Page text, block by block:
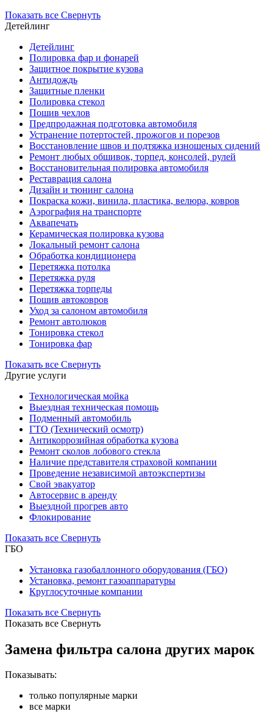
Показать все Свернуть
Детейлинг
Детейлинг
Полировка фар и фонарей
Защитное покрытие кузова
Антидождь
Защитные пленки
Полировка стекол
Пошив чехлов
Предпродажная подготовка автомобиля
Устранение потертостей, прожогов и порезов
Восстановление швов и подтяжка изношеных сидений
Ремонт любых обшивок, торпед, консолей, рулей
Восстановительная полировка автомобиля
Реставрация салона
Дизайн и тюнинг салона
Покраска кожи, винила, пластика, велюра, ковров
Аэрография на транспорте
Аквапечать
Керамическая полировка кузова
Локальный ремонт салона
Обработка кондиционера
Перетяжка потолка
Перетяжка руля
Перетяжка торпеды
Пошив автоковров
Уход за салоном автомобиля
Ремонт автолюков
Тонировка стекол
Тонировка фар
Показать все Свернуть
Другие услуги
Технологическая мойка
Выездная техническая помощь
Подменный автомобиль
ГТО (Технический осмотр)
Антикоррозийная обработка кузова
Ремонт сколов лобового стекла
Наличие представителя страховой компании
Проведение независимой автоэкспертизы
Свой эвакуатор
Автосервис в аренду
Выездной прогрев авто
Флокирование
Показать все Свернуть
ГБО
Установка газобаллонного оборудования (ГБО)
Установка, ремонт газоаппаратуры
Круглосуточные компании
Показать все Свернуть
Показать все Свернуть
Замена фильтра салона других марок
Показывать:
только популярные марки
все марки